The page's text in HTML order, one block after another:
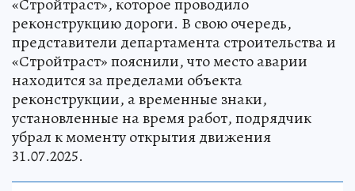
«Стройтраст», которое проводило
реконструкцию дороги. В свою очередь,
представители департамента строительства и
«Стройтраст» пояснили, что место аварии
находится за пределами объекта
реконструкции, а временные знаки,
установленные на время работ, подрядчик
убрал к моменту открытия движения
31.07.2025.